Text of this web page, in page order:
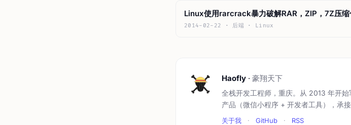
Linux使用rarcrack暴力破解RAR，ZIP，7Z压缩
2014-02-22 · 后端 · Linux
Haofly · 豪翔天下
全栈开发工程师，重庆。从 2013 年开
产品（微信小程序 + 开发者工具），承接
关于我 · GitHub · RSS